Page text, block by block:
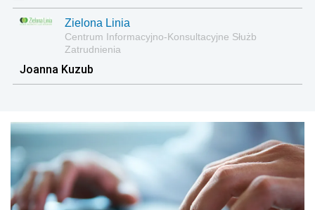
Zielona Linia
Centrum Informacyjno-Konsultacyjne Służb
Zatrudnienia
Joanna Kuzub